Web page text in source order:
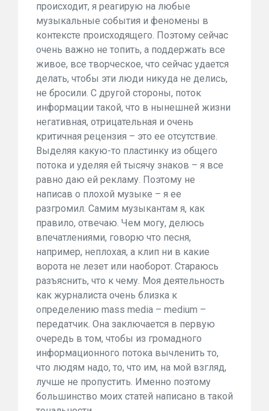
происходит, я реагирую на любые
музыкальные события и феномены в
контексте происходящего. Поэтому сейчас
очень важно не топить, а поддержать все
живое, все творческое, что сейчас удается
делать, чтобы эти люди никуда не делись,
не бросили. С другой стороны, поток
информации такой, что в нынешней жизни
негативная, отрицательная и очень
критичная рецензия – это ее отсутствие.
Выделяя какую-то пластинку из общего
потока и уделяя ей тысячу знаков – я все
равно даю ей рекламу. Поэтому не
написав о плохой музыке – я ее
разгромил. Самим музыкантам я, как
правило, отвечаю. Чем могу, делюсь
впечатлениями, говорю что песня,
например, неплохая, а клип ни в какие
ворота не лезет или наоборот. Стараюсь
разъяснить, что к чему. Моя деятельность
как журналиста очень близка к
определению mass media – medium –
передатчик. Она заключается в первую
очередь в том, чтобы из громадного
информационного потока вычленить то,
что людям надо, то, что им, на мой взгляд,
лучше не пропустить. Именно поэтому
большинство моих статей написано в такой